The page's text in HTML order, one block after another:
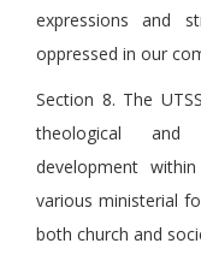
expressions and
oppressed in our
Section 8. The
theological and
development
various ministerial
both church and